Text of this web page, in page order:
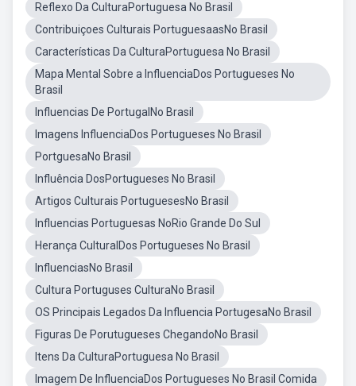
Reflexo Da CulturaPortuguesa No Brasil
Contribuiçoes Culturais PortuguesaasNo Brasil
Características Da CulturaPortuguesa No Brasil
Mapa Mental Sobre a InfluenciaDos Portugueses No
Brasil
Influencias De PortugalNo Brasil
Imagens InfluenciaDos Portugueses No Brasil
PortguesaNo Brasil
Influência DosPortugueses No Brasil
Artigos Culturais PortuguesesNo Brasil
Influencias Portuguesas NoRio Grande Do Sul
Herança CulturalDos Portugueses No Brasil
InfluenciasNo Brasil
Cultura Portuguses CulturaNo Brasil
OS Principais Legados Da Influencia PortugesaNo Brasil
Figuras De Porutugueses ChegandoNo Brasil
Itens Da CulturaPortuguesa No Brasil
Imagem De InfluenciaDos Portugueses No Brasil Comida